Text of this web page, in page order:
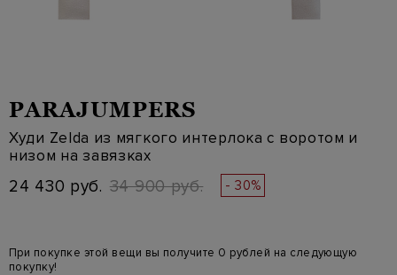
PARAJUMPERS
Худи Zelda из мягкого интерлока с воротом и
низом на завязках
24 430 руб. 34 900 руб. - 30%
При покупке этой вещи вы получите 0 рублей на следующую
покупку!